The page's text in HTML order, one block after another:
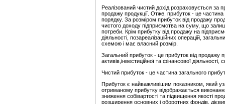
Реалізований чистий дохід розраховується за
продажу продукції. Отже, прибуток - це
порядку. За розміром прибуток від продажу
чистого доходу підприємства на суму, що
потреби. Крім прибутку від продажу на
діяльності, позареалізаційних операцій,
схемою і має власний розмір.
Загальний прибуток - це прибуток від продажу
активів,інвестиційної та фінансової
Чистий прибуток - це частина загального
Прибуток є найважливішим показником, який
отриманому прибутку відображається
зниження собівартості та підвищення якості
розширення основних і оборотних фондів,